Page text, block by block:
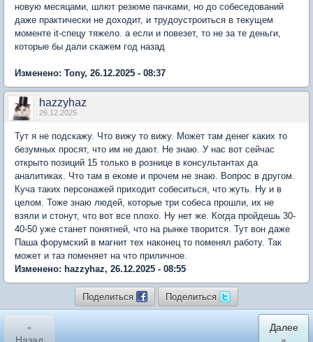
новую месяцами, шлют резюме пачками, но до собеседований
даже практически не доходит, и трудоустроиться в текущем
моменте it-спецу тяжело. а если и повезет, то не за те деньги,
которые бы дали скажем год назад
Изменено: Tony, 26.12.2025 - 08:37
hazzyhaz
26.12.2025
Тут я не подскажу. Что вижу то вижу. Может там денег каких то
безумных просят, что им не дают. Не знаю. У нас вот сейчас
открыто позиций 15 только в рознице в консультантах да
аналитиках. Что там в екоме и прочем не знаю. Вопрос в другом.
Куча таких персонажей приходит собеситься, что жуть. Ну и в
целом. Тоже знаю людей, которые три собеса прошли, их не
взяли и стонут, что вот все плохо. Ну нет же. Когда пройдешь 30-
40-50 уже станет понятней, что на рынке творится. Тут вон даже
Паша форумский в магнит тех наконец то поменял работу. Так
может и таз поменяет на что приличное.
Изменено: hazzyhaz, 26.12.2025 - 08:55
Поделиться Поделиться
«
Далее